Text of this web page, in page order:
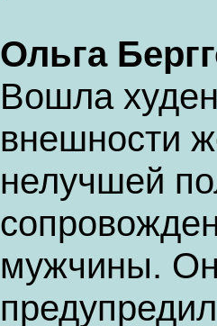
Ольга
Вошла
внешности
нелучшей
мужчины. Он